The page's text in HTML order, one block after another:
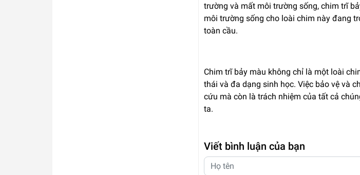
trường và mất môi trường sống, chim trĩ
môi trường sống cho loài chim này đang
toàn cầu.
Chim trĩ bảy màu không chỉ là một loài
thái và đa dạng sinh học. Việc bảo vệ và
cứu mà còn là trách nhiệm của tất cả
ta.
Viết bình luận của bạn